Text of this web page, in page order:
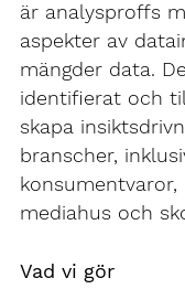
är analysproffs
aspekter av
mängder data.
identifierat och
skapa
branscher,
konsumentvaror,
mediahus och
Vad vi gör